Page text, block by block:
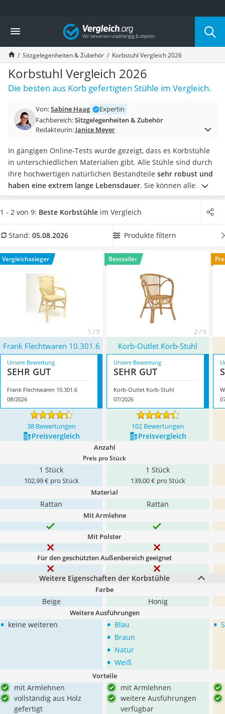
Die beliebtesten Vergleiche nach Kategorie
Wohnen
Matratzen-Topper
Matratzen
Konferenzlautsprecher
Tageslichtlampe
Badlüfter
Bürohocker
Außenleuchte mit Kamera
Akku-Tischlampe
Konferenzmikrofon
Klappmatratze
Duschkopf mit Kalkfilter
Aktenvernichter Sicherheitsstufe 4
Bettgitter
Topper 100 x 200
Höhenverstellbarer Schreibtisch
Matratze 90 x 200 cm
Vergleich
Sitzgelegenheiten & Zubehör Korbstuhl Vergleich 2026
Korbstuhl Vergleich 2026
Die besten aus Korb gefertigten Stühle im Vergleich.
Von:Sabine Haag
Expertin
Fachbereich:Sitzgelegenheiten & Zubehör
Redakteurin: Janice Meyer
In gängigen Online-Tests wurde gezeigt, dass es Korbstühle
in unterschiedlichen Materialien gibt. Alle Stühle sind durch
ihre hochwertigen natürlichen Bestandteile sehr robust und
haben eine extrem lange Lebensdauer. Sie können alle
Produkte im Innenbereich als Sitzmöglichkeit für Ihren
Esstischverwenden. Zudem eignen sich einige Modelle auch
unserer Produkttabelle einen
Korbstuhl mit Polstern
neuen Stühle suchen zu müssen. Überzeugt hat uns hier im
August 2026 besonders das ModellFrank Flechtwaren
* mit seinen Eigenschaften.
1 - 2 von 9: Beste Korbstühle im Vergleich
Stand: 05.08.2026 Produkte filtern
Vergleichssieger
1 / 9
Bestseller
2 / 9
Frank Flechtwaren ‎10.301.6 Korb-Outlet Korb-Stuhl
Unsere Bewertung
SEHR GUT
Frank Flechtwaren ‎10.301.6
08/2026
Unsere Bewertung
SEHR GUT
Korb-Outlet Korb-Stuhl
07/2026
38 Bewertungen 102 Bewertungen
Preis­vergleich Preis­vergleich
Anzahl
Preis pro Stück
1 Stück
102,99 € pro Stück
1 Stück
139,00 € pro Stück
Material
Rattan Rattan
Mit Armlehne
Mit Polster
Für den geschützten Außenbereich geeignet
Weitere Eigenschaften der Korbstühle
Farbe
Beige Honig
Weitere Ausführungen
• keine weiteren • Blau
• Braun
• Natur
• Weiß
•
Vorteile
mit Armlehnen
vollständig aus Holz
gefertigt
mit Armlehnen
weitere Ausführungen
verfügbar